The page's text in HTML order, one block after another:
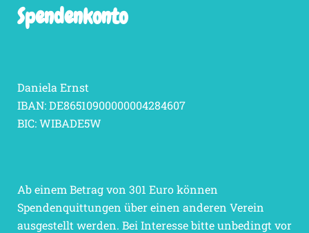
Spendenkonto
Daniela Ernst
IBAN: DE86510900000004284607
BIC: WIBADE5W
Ab einem Betrag von 301 Euro können
Spendenquittungen über einen anderen Verein
ausgestellt werden. Bei Interesse bitte unbedingt vor